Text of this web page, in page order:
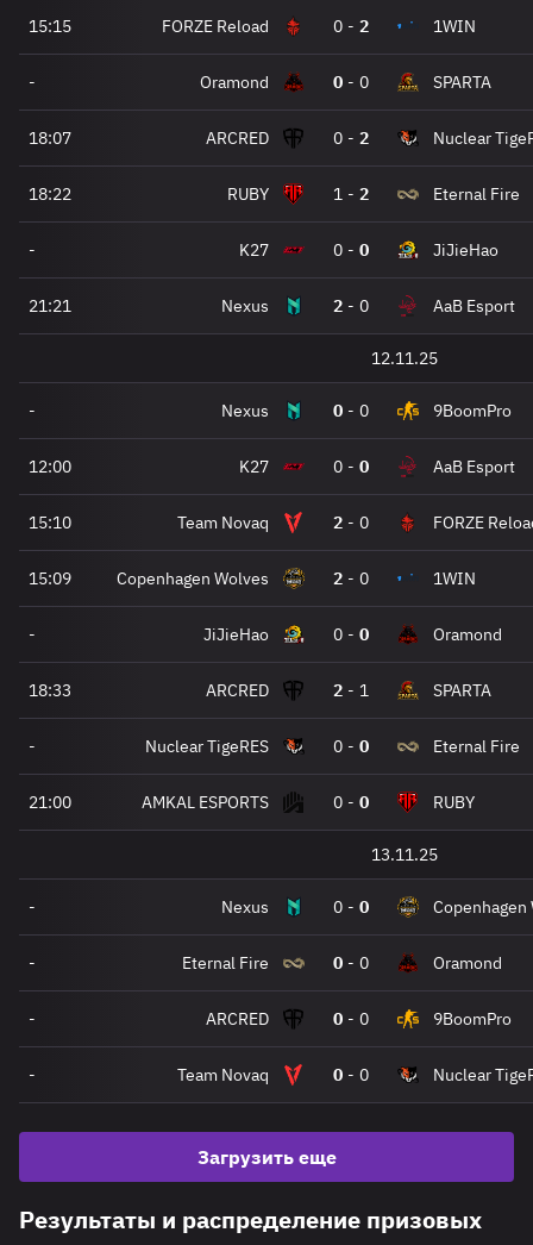
15:15 FORZE Reload 0 - 2 1WIN
- Oramond 0 - 0 SPARTA
18:07 ARCRED 0 - 2 Nuclear
18:22 RUBY 1 - 2 Eternal Fire
- K27 0 - 0 JiJieHao
21:21 Nexus 2 - 0 AaB Esport
12.11.25
- Nexus 0 - 0 9BoomPro
12:00 K27 0 - 0 AaB Esport
15:10 Team Novaq 2 - 0 FORZE
15:09 Copenhagen Wolves 2 - 0 1WIN
- JiJieHao 0 - 0 Oramond
18:33 ARCRED 2 - 1 SPARTA
- Nuclear TigeRES 0 - 0 Eternal Fire
21:00 AMKAL ESPORTS 0 - 0 RUBY
13.11.25
- Nexus 0 - 0 Copenhagen
- Eternal Fire 0 - 0 Oramond
- ARCRED 0 - 0 9BoomPro
- Team Novaq 0 - 0 Nuclear
Загрузить еще
Результаты и распределение призовых